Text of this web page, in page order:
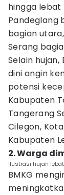
hingga
Pandeglang
bagian
Serang
Selain
dini angin
potensi
Kabupaten
Tangerang
Cilegon,
Kabupaten
2. Warga
Ilustrasi hujan
BMKG